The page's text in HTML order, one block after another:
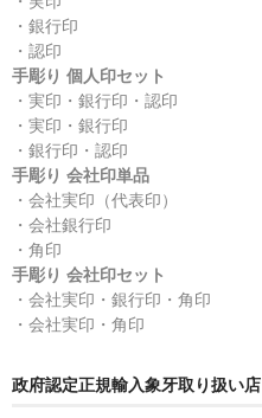
・銀行印
・認印
手彫り 個人印セット
・実印・銀行印・認印
・実印・銀行印
・銀行印・認印
手彫り 会社印単品
・会社実印（代表印）
・会社銀行印
・角印
手彫り 会社印セット
・会社実印・銀行印・角印
・会社実印・角印
政府認定正規輸入象牙取り扱い店